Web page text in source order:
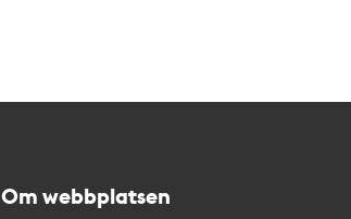
Om webbplatsen